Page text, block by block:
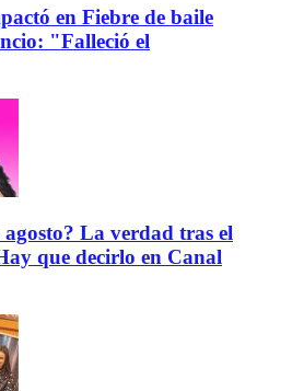
en Fiebre de baile
"Falleció el
agosto? La verdad tras el
que decirlo en Canal